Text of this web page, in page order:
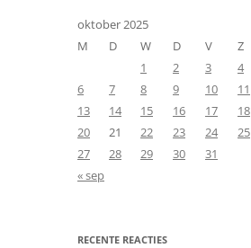
oktober 2025
M
D W D V Z
1
2 3 4
6
7 8 9 10 11
13
14 15 16 17 18
20
21 22 23 24 25
27
28 29 30
31
« sep
RECENTE REACTIES